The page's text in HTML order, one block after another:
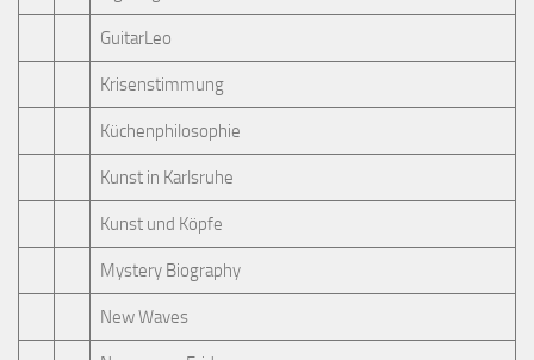
GuitarLeo
Krisenstimmung
Küchenphilosophie
Kunst in Karlsruhe
Kunst und Köpfe
Mystery Biography
New Waves